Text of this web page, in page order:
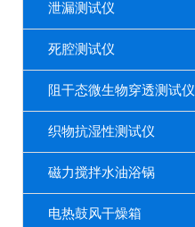
泄漏测试仪
死腔测试仪
阻干态微生物穿透测试仪
织物抗湿性测试仪
磁力搅拌水油浴锅
电热鼓风干燥箱